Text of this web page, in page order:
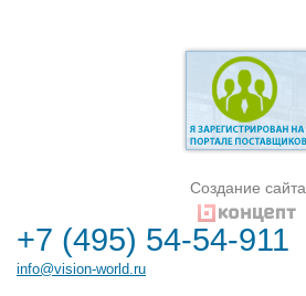
Создание сайта
+7 (495) 54-54-911
info@vision-world.ru